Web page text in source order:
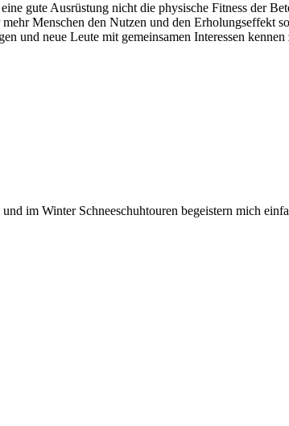
gute Ausrüstung nicht die physische Fitness der
Menschen den Nutzen und den Erholungseffekt
und neue Leute mit gemeinsamen Interessen kennen
im Winter Schneeschuhtouren begeistern mich